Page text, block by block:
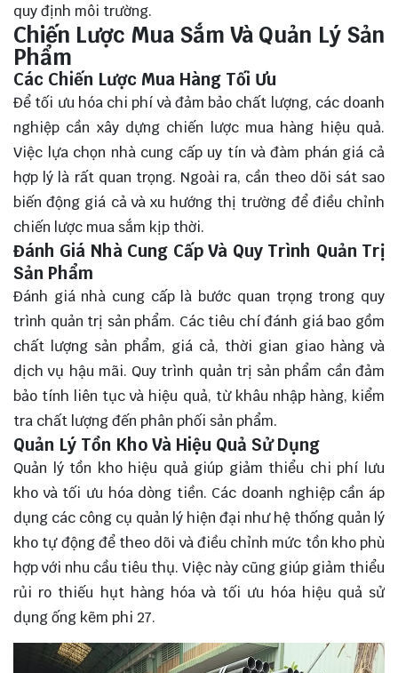
quy định môi trường.
Chiến Lược Mua Sắm Và Quản Lý Sản
Phẩm
Các Chiến Lược Mua Hàng Tối Ưu
Để tối ưu hóa chi phí và đảm bảo chất lượng, các doanh
nghiệp cần xây dựng chiến lược mua hàng hiệu quả.
Việc lựa chọn nhà cung cấp uy tín và đàm phán giá cả
hợp lý là rất quan trọng. Ngoài ra, cần theo dõi sát sao
biến động giá cả và xu hướng thị trường để điều chỉnh
chiến lược mua sắm kịp thời.
Đánh Giá Nhà Cung Cấp Và Quy Trình Quản Trị
Sản Phẩm
Đánh giá nhà cung cấp là bước quan trọng trong quy
trình quản trị sản phẩm. Các tiêu chí đánh giá bao gồm
chất lượng sản phẩm, giá cả, thời gian giao hàng và
dịch vụ hậu mãi. Quy trình quản trị sản phẩm cần đảm
bảo tính liên tục và hiệu quả, từ khâu nhập hàng, kiểm
tra chất lượng đến phân phối sản phẩm.
Quản Lý Tồn Kho Và Hiệu Quả Sử Dụng
Quản lý tồn kho hiệu quả giúp giảm thiểu chi phí lưu
kho và tối ưu hóa dòng tiền. Các doanh nghiệp cần áp
dụng các công cụ quản lý hiện đại như hệ thống quản lý
kho tự động để theo dõi và điều chỉnh mức tồn kho phù
hợp với nhu cầu tiêu thụ. Việc này cũng giúp giảm thiểu
rủi ro thiếu hụt hàng hóa và tối ưu hóa hiệu quả sử
dụng ống kẽm phi 27.